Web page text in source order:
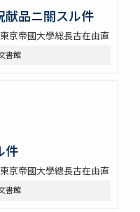
献品ニ關スル件
京帝國大學総長古在由直
書館
件
京帝國大學總長古在由直
書館